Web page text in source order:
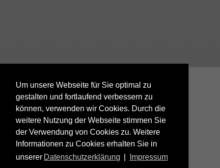
Um unsere Webseite für Sie optimal zu
gestalten und fortlaufend verbessern zu
können, verwenden wir Cookies. Durch die
weitere Nutzung der Webseite stimmen Sie
der Verwendung von Cookies zu. Weitere
Informationen zu Cookies erhalten Sie in
unserer Datenschutzerklärung Impressum